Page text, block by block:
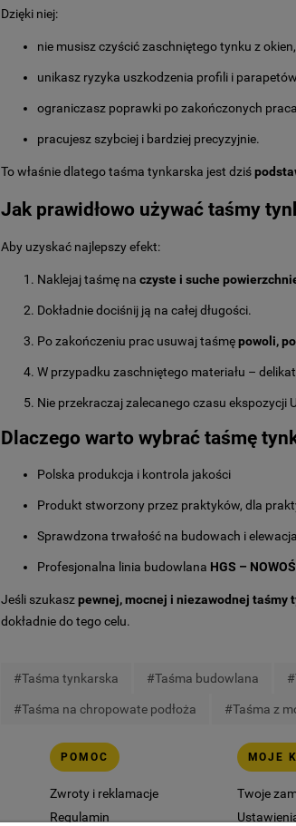
Dzięki niej:
nie musisz czyścić zaschniętego tynku z okien,
unikasz ryzyka uszkodzenia profili i
ograniczasz poprawki po zakończonych
pracujesz szybciej i bardziej precyzyjnie.
To właśnie dlatego taśma tynkarska jest dziś
Jak prawidłowo używać taśmy
Aby uzyskać najlepszy efekt:
Naklejaj taśmę na czyste i suche
Dokładnie dociśnij ją na całej długości.
Po zakończeniu prac usuwaj taśmępowoli,
W przypadku zaschniętego materiału –
Nie przekraczaj zalecanego czasu ekspozycji
Dlaczego warto wybrać taśmę
Polska produkcja i kontrola jakości
Produkt stworzony przez praktyków, dla
Sprawdzona trwałość na budowach i
Profesjonalna linia budowlana HGS –
Jeśli szukaszpewnej, mocnej i niezawodnej taśmy
dokładnie do tego celu.
#Taśma tynkarska #Taśma budowlana
#Taśma na chropowate podłoża #Taśma z
POMOC
Zwroty i reklamacje
Regulamin
MOJE
Twoje